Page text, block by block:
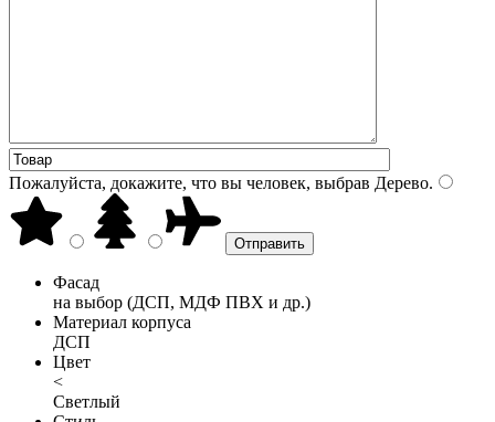
Пожалуйста, докажите, что вы человек, выбрав Дерево.
Фасад
на выбор (ДСП, МДФ ПВХ и др.)
Материал корпуса
ДСП
Цвет
<
Светлый